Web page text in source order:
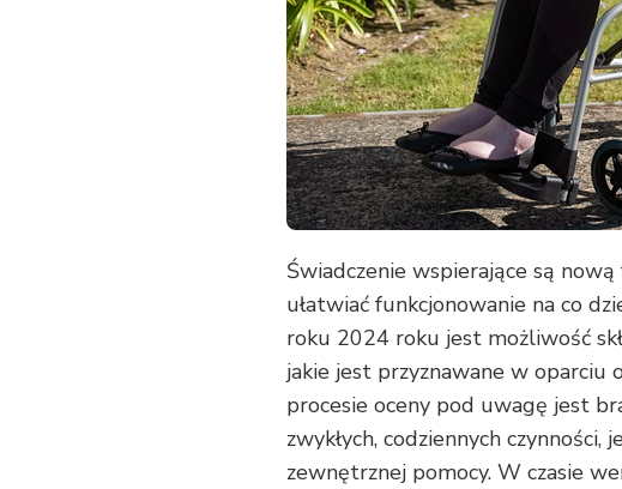
WNIOSKOWAĆ
Świadczenie wspierające są
ułatwiać funkcjonowanie na co
roku 2024 roku jest możliwość
jakie jest przyznawane w oparciu
procesie oceny pod uwagę jest
zwykłych, codziennych czynności,
zewnętrznej pomocy. W czasie